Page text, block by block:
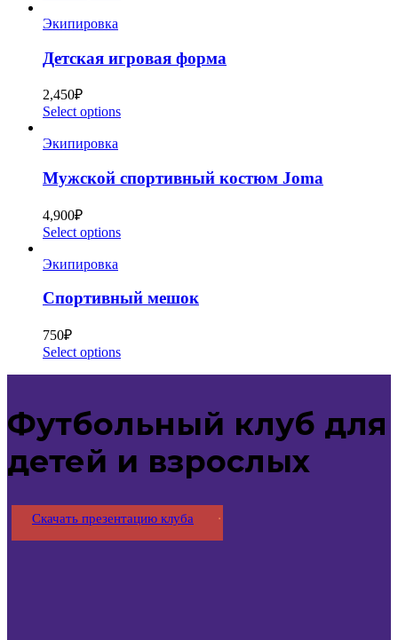
Экипировка
Детская игровая форма
2,450₽
Select options
Экипировка
Мужской спортивный костюм Joma
4,900₽
Select options
Экипировка
Спортивный мешок
750₽
Select options
Футбольный клуб для
детей и взрослых
Скачать презентацию клуба